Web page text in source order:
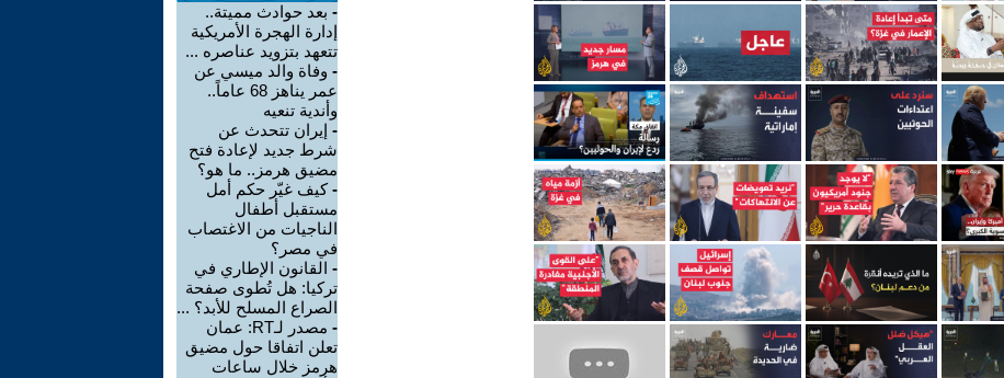
- بعد حوادث مميتة..
إدارة الهجرة الأمريكية
تتعهد بتزويد عناصره ...
- وفاة والد ميسي عن
عمر يناهز 68 عاماً..
وأندية تنعيه
- إيران تتحدث عن
شرط جديد لإعادة فتح
مضيق هرمز.. ما هو؟
-كيف غيّر حكم أمل
مستقبل أطفال
الناجيات من الاغتصاب
في مصر؟
- القانون الإطاري في
تركيا: هل تُطوى صفحة
الصراع المسلح للأبد؟ ...
-
مصدر لـRT: عمان
تعلن اتفاقا حول مضيق
هرمز خلال ساعات